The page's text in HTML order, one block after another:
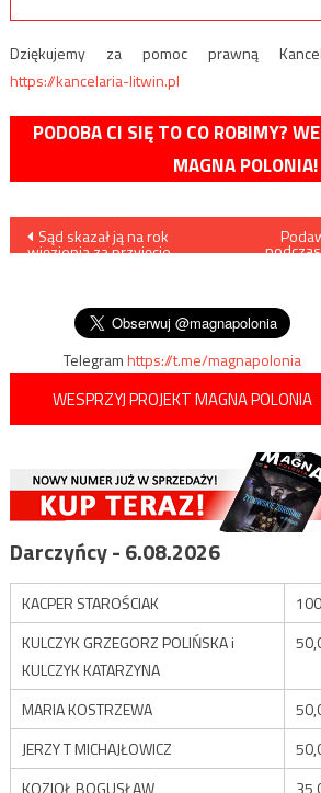
Dziękujemy za pomoc prawną
https://kancelaria-litwin.pl
PODOBA CI SIĘ TO CO ROBIMY?
MAGNA POLONIA!
Nawigacja
Sąd skazał ją na rok
więzienia za przyjęcie
Telegramhttps://t.me/magnapolonia
WESPRZYJ PROJEKT MAGNA POLONIA
Darczyńcy - 6.08.2026
KACPER STAROŚCIAK
KULCZYK GRZEGORZ POLIŃSKA i
KULCZYK KATARZYNA
MARIA KOSTRZEWA
JERZY T MICHAJŁOWICZ